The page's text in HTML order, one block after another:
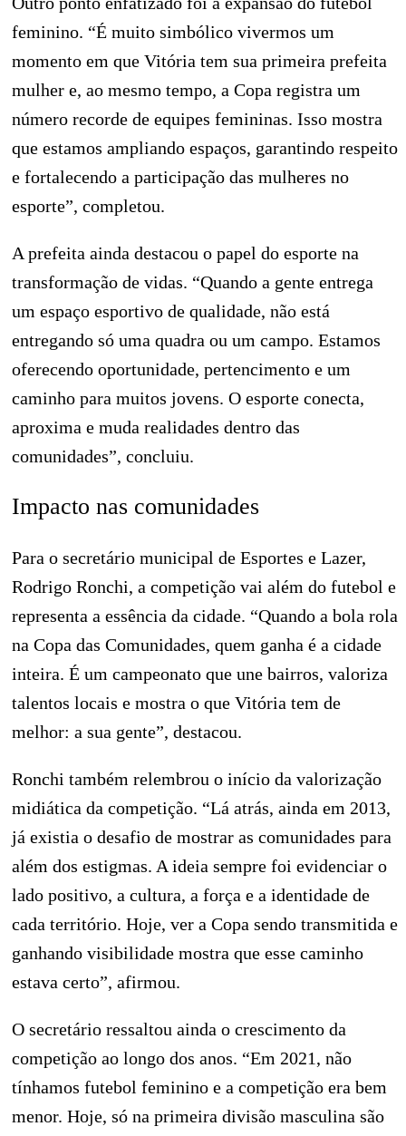
feminino. “É muito simbólico vivermos um
momento em que Vitória tem sua primeira prefeita
mulher e, ao mesmo tempo, a Copa registra um
número recorde de equipes femininas. Isso mostra
que estamos ampliando espaços, garantindo respeito
e fortalecendo a participação das mulheres no
esporte”, completou.
A prefeita ainda destacou o papel do esporte na
transformação de vidas. “Quando a gente entrega
um espaço esportivo de qualidade, não está
entregando só uma quadra ou um campo. Estamos
oferecendo oportunidade, pertencimento e um
caminho para muitos jovens. O esporte conecta,
aproxima e muda realidades dentro das
comunidades”, concluiu.
Impacto nas comunidades
Para o secretário municipal de Esportes e Lazer,
Rodrigo Ronchi, a competição vai além do futebol e
representa a essência da cidade. “Quando a bola rola
na Copa das Comunidades, quem ganha é a cidade
inteira. É um campeonato que une bairros, valoriza
talentos locais e mostra o que Vitória tem de
melhor: a sua gente”, destacou.
Ronchi também relembrou o início da valorização
midiática da competição. “Lá atrás, ainda em 2013,
já existia o desafio de mostrar as comunidades para
além dos estigmas. A ideia sempre foi evidenciar o
lado positivo, a cultura, a força e a identidade de
cada território. Hoje, ver a Copa sendo transmitida e
ganhando visibilidade mostra que esse caminho
estava certo”, afirmou.
O secretário ressaltou ainda o crescimento da
competição ao longo dos anos. “Em 2021, não
tínhamos futebol feminino e a competição era bem
menor. Hoje, só na primeira divisão masculina são